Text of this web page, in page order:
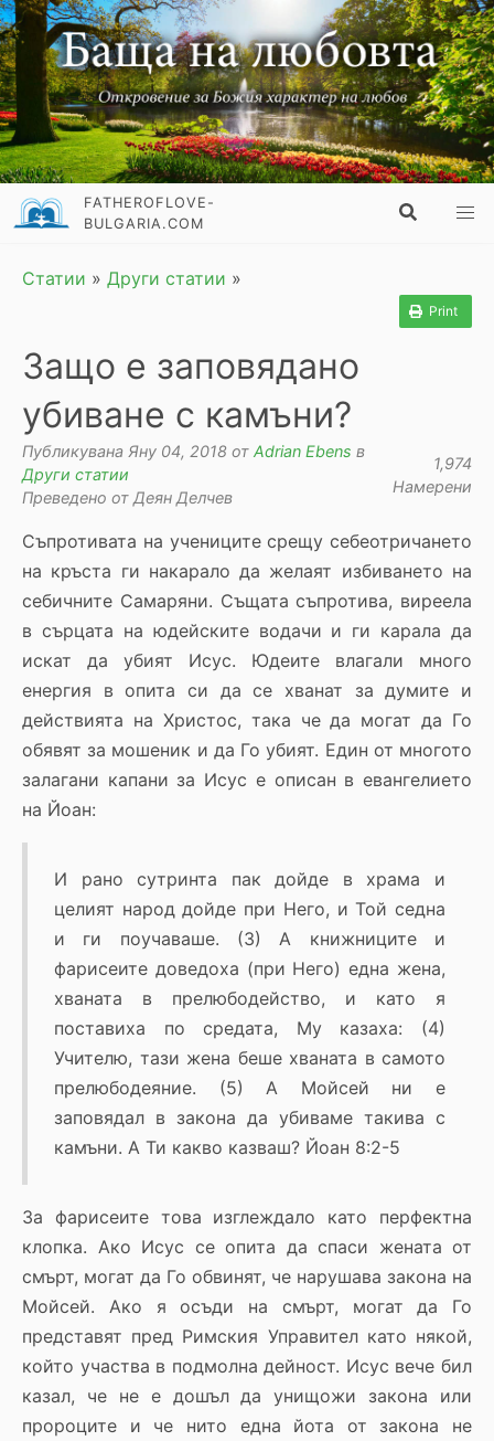
FATHEROFLOVE-
BULGARIA.COM
Статии » Други статии »
Print
Защо е заповядано
убиване с камъни?
Публикувана Яну 04, 2018 от Adrian Ebens в
Други статии
Преведено от Деян Делчев
1,974
Намерени
Съпротивата на учениците срещу себеотричането
на кръста ги накарало да желаят избиването на
себичните Самаряни. Същата съпротива, виреела
в сърцата на юдейските водачи и ги карала да
искат да убият Исус. Юдеите влагали много
енергия в опита си да се хванат за думите и
действията на Христос, така че да могат да Го
обявят за мошеник и да Го убият. Един от многото
залагани капани за Исус е описан в евангелието
на Йоан:
И рано сутринта пак дойде в храма и
целият народ дойде при Него, и Той седна
и ги поучаваше. (3) А книжниците и
фарисеите доведоха (при Него) една жена,
хваната в прелюбодейство, и като я
поставиха по средата, Му казаха: (4)
Учителю, тази жена беше хваната в самото
прелюбодеяние. (5) А Мойсей ни е
заповядал в закона да убиваме такива с
камъни. А Ти какво казваш? Йоан 8:2-5
За фарисеите това изглеждало като перфектна
клопка. Ако Исус се опита да спаси жената от
смърт, могат да Го обвинят, че нарушава закона на
Мойсей. Ако я осъди на смърт, могат да Го
представят пред Римския Управител като някой,
който участва в подмолна дейност. Исус вече бил
казал, че не е дошъл да унищожи закона или
пророците и че нито една йота от закона не